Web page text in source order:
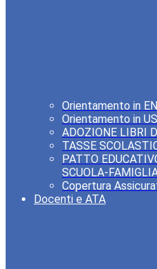
Orientamento in
Orientamento in
ADOZIONE LIBRI
TASSE
PATTO
SCUOLA-
Copertura
Docenti e ATA